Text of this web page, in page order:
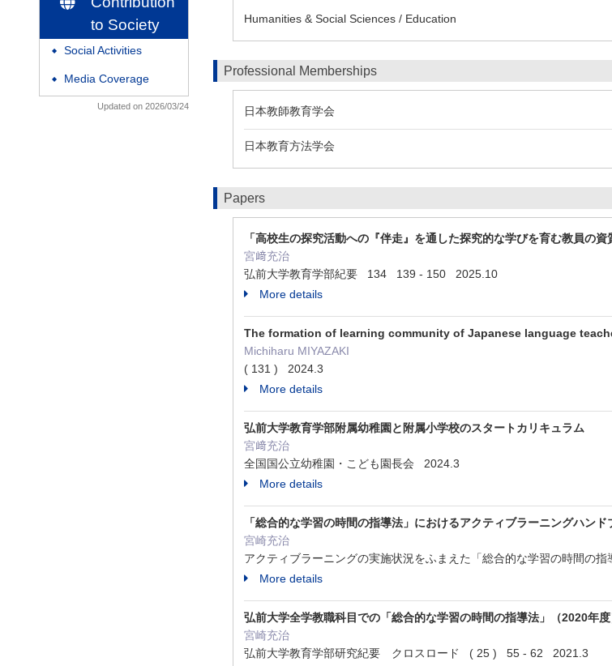
to Society
◆ Social Activities
◆ Media Coverage
Updated on 2026/03/24
Humanities & Social Sciences / Education
Professional Memberships
日本教師教育学会
日本教育方法学会
Papers
「高校生の探究活動への『伴走』を通した探究的な学びを育む教員の
宮﨑充治
弘前大学教育学部紀要 134 139 - 150 2025.10
More details
The formation of learning community of Japanese language
Michiharu MIYAZAKI
( 131 ) 2024.3
More details
弘前大学教育学部附属幼稚園と附属小学校のスタートカリキュラム
宮﨑充治
全国国公立幼稚園・こども園長会 2024.3
More details
「総合的な学習の時間の指導法」におけるアクティブラーニングハンド
宮崎充治
アクティブラーニングの実施状況をふまえた「総合的な学習の時間
More details
弘前大学全学教職科目での「総合的な学習の時間の指導法」（2020年
宮崎充治
弘前大学教育学部研究紀要 クロスロード ( 25 ) 55 - 62 2021.3